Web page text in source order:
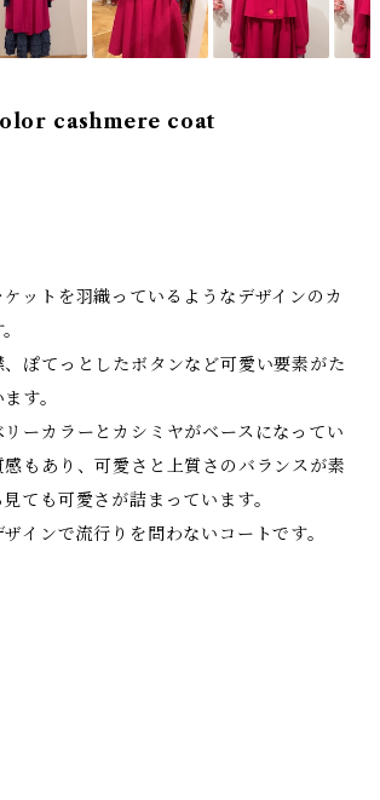
cashmere coat
ットを羽織っているようなデザインのカ
ぽてっとしたボタンなど可愛い要素がた
す。
ーカラーとカシミヤがベースになってい
もあり、可愛さと上質さのバランスが素
ても可愛さが詰まっています。
インで流行りを問わないコートです。